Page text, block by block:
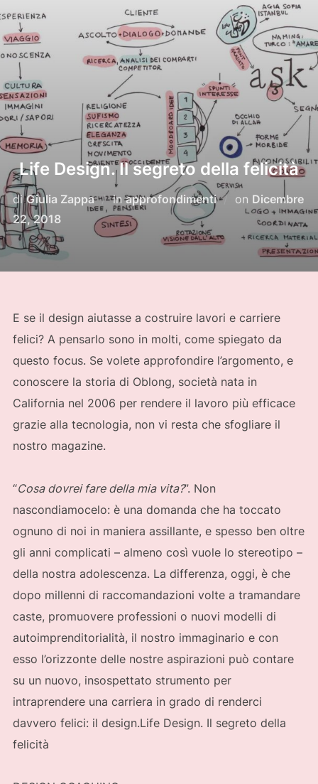
Life Design. Il segreto della felicità
diGiulia Zappa inapprofondimenti on Pubblicato
Dicembre
22, 2018
E se il design aiutasse a costruire lavori e carriere
felici? A pensarlo sono in molti, come spiegato da
questo focus. Se volete approfondire l’argomento, e
conoscere la storia di Oblong, società nata in
California nel 2006 per rendere il lavoro più efficace
grazie alla tecnologia, non vi resta che sfogliare il
nostro magazine.
“Cosa dovrei fare della mia vita?”. Non
nascondiamocelo: è una domanda che ha toccato
ognuno di noi in maniera assillante, e spesso ben oltre
gli anni complicati – almeno così vuole lo stereotipo –
della nostra adolescenza. La differenza, oggi, è che
dopo millenni di raccomandazioni volte a tramandare
caste, promuovere professioni o nuovi modelli di
autoimprenditorialità, il nostro immaginario e con
esso l’orizzonte delle nostre aspirazioni può contare
su un nuovo, insospettato strumento per
intraprendere una carriera in grado di renderci
davvero felici: il design.Life Design. Il segreto della
felicità